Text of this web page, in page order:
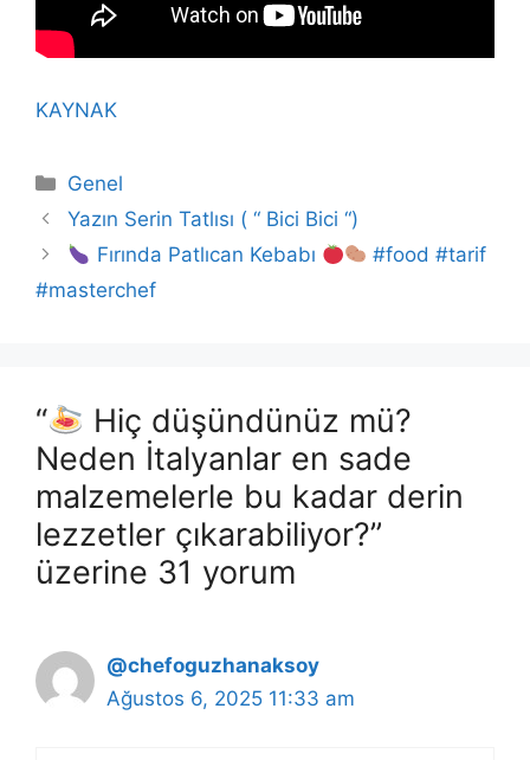
KAYNAK
Kategoriler
Genel
Yazın Serin Tatlısı ( “ Bici Bici “)
Fırında Patlıcan Kebabı
#food #tarif
#masterchef
“
Hiç düşündünüz mü?
Neden İtalyanlar en sade
malzemelerle bu kadar derin
lezzetler çıkarabiliyor?”
üzerine 31 yorum
@chefoguzhanaksoy
Ağustos 6, 2025 11:33 am